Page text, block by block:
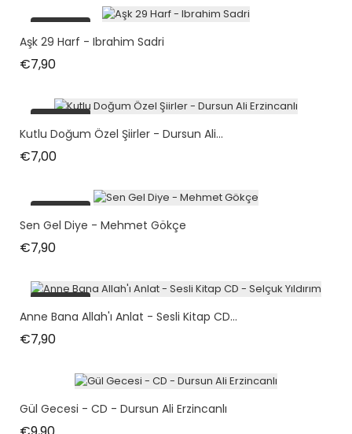
tükendi
Aşk 29 Harf - Ibrahim Sadri
€7,90Fiyat
tükendi
Kutlu Doğum Özel Şiirler - Dursun Ali...
€7,00Fiyat
tükendi
Sen Gel Diye - Mehmet Gökçe
€7,90Fiyat
Anne Bana Allah'ı Anlat - Sesli Kitap CD...
€7,90Fiyat
Gül Gecesi - CD - Dursun Ali Erzincanlı